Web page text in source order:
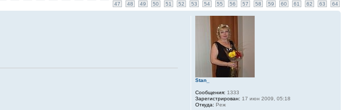
47
48 49 50 51 52 53 54 55 56 57 58 59 60 61 62 63 64
Stan_
Сообщения: 1333
Зарегистрирован: 17 июн 2009, 05:18
Откуда: Реж